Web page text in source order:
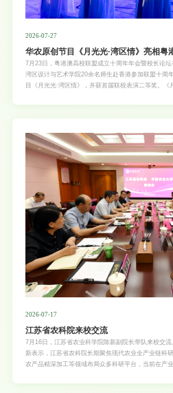
2026-07-27
华农原创节目《月光光·湾区情》亮相粤
获二等奖
7月23日，粤港澳高校联盟成立十周年年会暨校长论
湾区设计与艺术学院20余名师生赴香港参加联盟十周
目《月光光·湾区情》，并获首届联校表演二等奖。《
200名成员高校及支持单位代表参
2026-07-17
江苏省农科院来校交流
7月16日，江苏省农业科学院陈新副院长带队来校交
新表示，江苏省农科院长期聚焦现代农业全产业链科
农产品精深加工等领域布局众多科研平台，当前在产